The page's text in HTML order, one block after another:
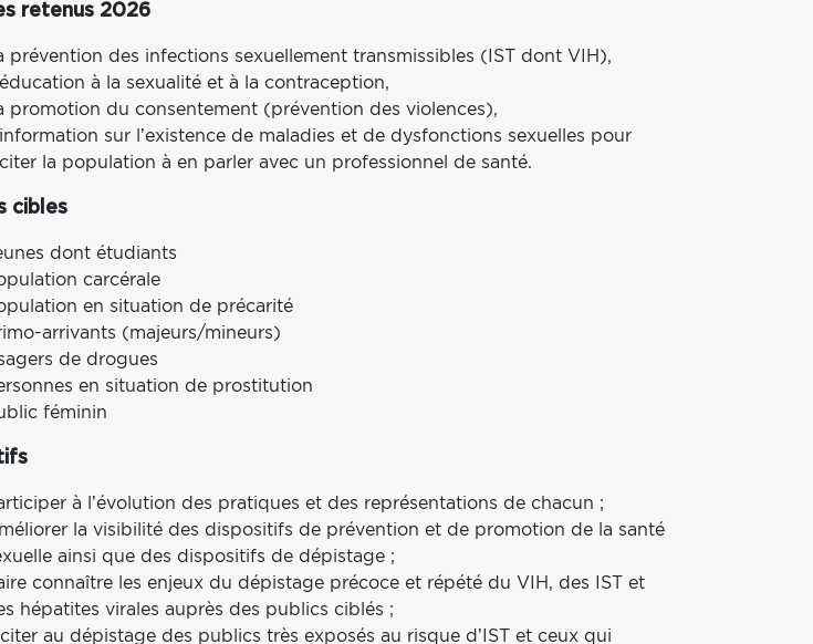
retenus 2026
prévention des infections sexuellement transmissibles (IST dont VIH),
à la sexualité et à la contraception,
promotion du consentement (prévention des violences),
sur l’existence de maladies et de dysfonctions sexuelles pour
la population à en parler avec un professionnel de santé.
cibles
dont étudiants
carcérale
en situation de précarité
arrivants (majeurs/mineurs)
de drogues
en situation de prostitution
féminin
à l’évolution des pratiques et des représentations de chacun ;
la visibilité des dispositifs de prévention et de promotion de la santé
ainsi que des dispositifs de dépistage ;
connaître les enjeux du dépistage précoce et répété du VIH, des IST et
hépatites virales auprès des publics ciblés ;
au dépistage des publics très exposés au risque d’IST et ceux qui